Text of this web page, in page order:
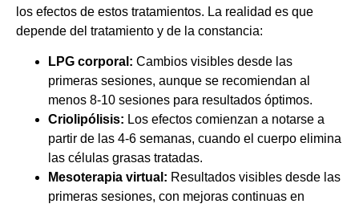
los efectos de estos tratamientos. La realidad es que
depende del tratamiento y de la constancia:
LPG corporal: Cambios visibles desde las
primeras sesiones, aunque se recomiendan al
menos 8-10 sesiones para resultados óptimos.
Criolipólisis: Los efectos comienzan a notarse a
partir de las 4-6 semanas, cuando el cuerpo elimina
las células grasas tratadas.
Mesoterapia virtual: Resultados visibles desde las
primeras sesiones, con mejoras continuas en